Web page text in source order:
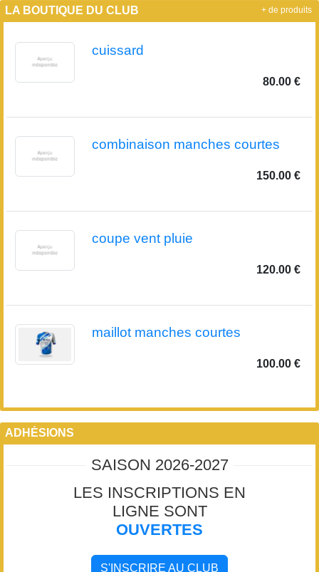
LA BOUTIQUE DU CLUB
cuissard
80.00 €
combinaison manches courtes
150.00 €
coupe vent pluie
120.00 €
maillot manches courtes
100.00 €
+ de produits
ADHÉSIONS
SAISON 2026-2027
LES INSCRIPTIONS EN
LIGNE SONT
OUVERTES
S'INSCRIRE AU CLUB